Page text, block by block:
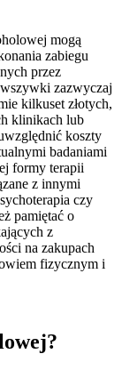
mogą
zabiegu
przez
zazwyczaj
kilkuset złotych,
klinikach lub
koszty
badaniami
formy terapii
z innymi
czy
pamiętać o
z
na zakupach
fizycznym i